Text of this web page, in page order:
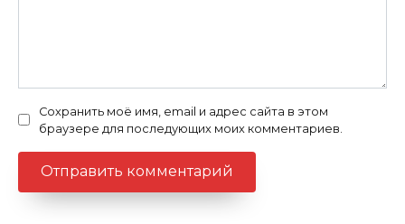
Сохранить моё имя, email и адрес сайта в этом
браузере для последующих моих комментариев.